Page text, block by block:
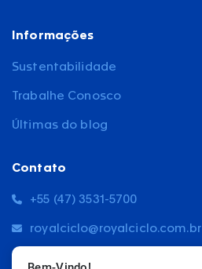
Informações
Sustentabilidade
Trabalhe Conosco
Últimas do blog
Contato
+55 (47) 3531-5700
royalciclo@royalciclo.com.br